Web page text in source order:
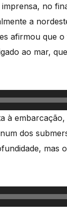
no
a
afirmou que
ao mar,
à
dos
mas